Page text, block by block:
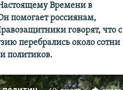
Времени в
помогает россиянам,
говорят, что с
перебрались около сотни
политиков.